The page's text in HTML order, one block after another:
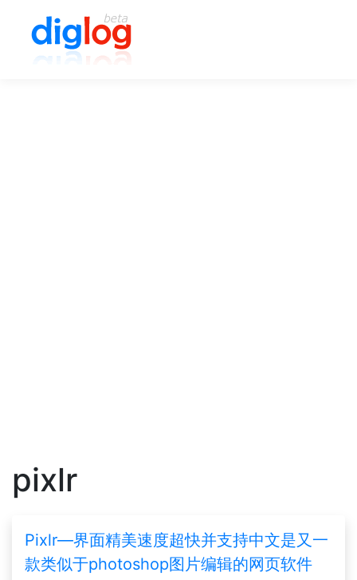
pixlr
Pixlr—界面精美速度超快并支持中文是又一
款类似于photoshop图片编辑的网页软件